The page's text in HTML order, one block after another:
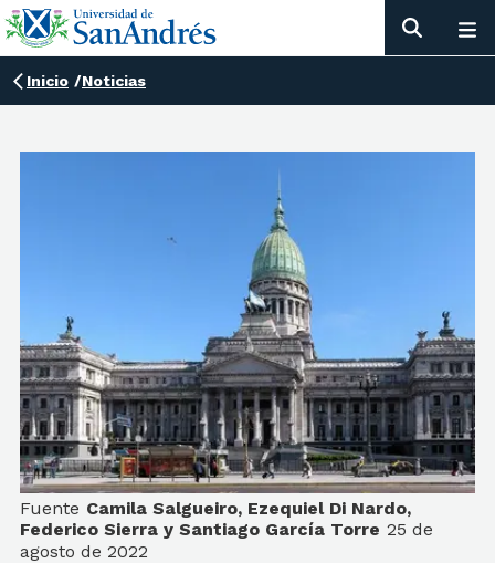
Inicio /Noticias
Fuente Camila Salgueiro, Ezequiel Di Nardo,
Federico Sierra y Santiago García Torre 25 de
agosto de 2022